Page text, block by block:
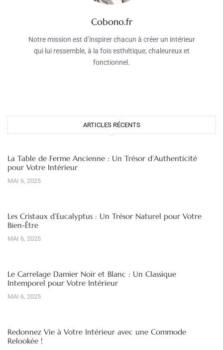
Cobono.fr
Notre mission est d’inspirer chacun à créer un intérieur
qui lui ressemble, à la fois esthétique, chaleureux et
fonctionnel.
ARTICLES RÉCENTS
La Table de Ferme Ancienne : Un Trésor d’Authenticité
pour Votre Intérieur
MAI 6, 2025
Les Cristaux d’Eucalyptus : Un Trésor Naturel pour Votre
Bien-Être
MAI 6, 2025
Le Carrelage Damier Noir et Blanc : Un Classique
Intemporel pour Votre Intérieur
MAI 6, 2025
Redonnez Vie à Votre Intérieur avec une Commode
Relookée !